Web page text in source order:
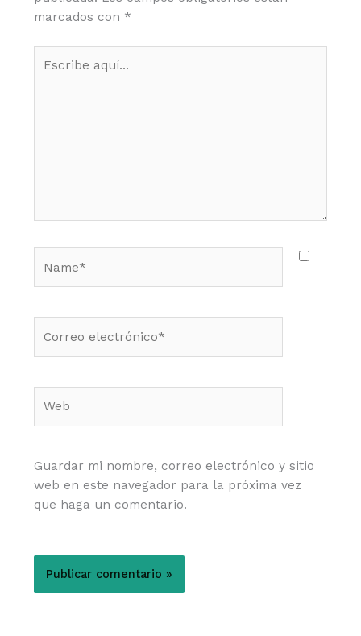
marcados con *
aquí...
electrónico*
Guardar mi nombre, correo electrónico y sitio
web en este navegador para la próxima vez
que haga un comentario.